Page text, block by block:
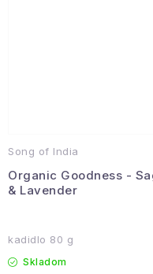
Song of India
Organic Goodness -
& Lavender
kadidlo 80 g
Skladom